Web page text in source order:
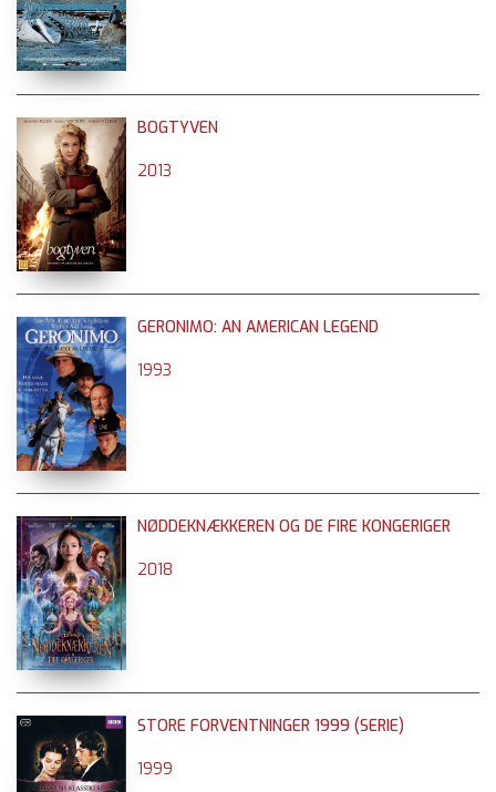
BOGTYVEN
2013
GERONIMO: AN AMERICAN LEGEND
1993
NØDDEKNÆKKEREN OG DE FIRE KONGERIGER
2018
STORE FORVENTNINGER 1999 (SERIE)
1999